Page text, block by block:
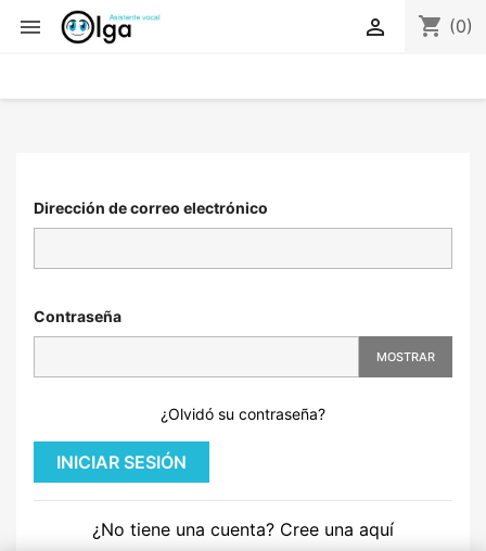
 shopping_cart (0)

Dirección de correo electrónico
Contraseña
MOSTRAR
¿Olvidó su contraseña?
INICIAR SESIÓN
¿No tiene una cuenta? Cree una aquí
Continue without accepting